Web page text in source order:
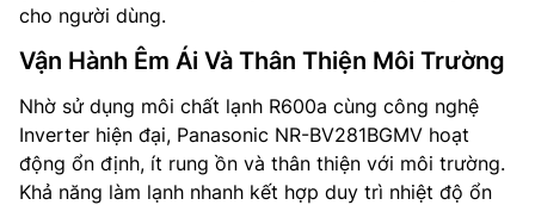
cho người dùng.
Vận Hành Êm Ái Và Thân Thiện Môi Trường
Nhờ sử dụng môi chất lạnh R600a cùng công nghệ
Inverter hiện đại, Panasonic NR-BV281BGMV hoạt
động ổn định, ít rung ồn và thân thiện với môi trường.
Khả năng làm lạnh nhanh kết hợp duy trì nhiệt độ ổn